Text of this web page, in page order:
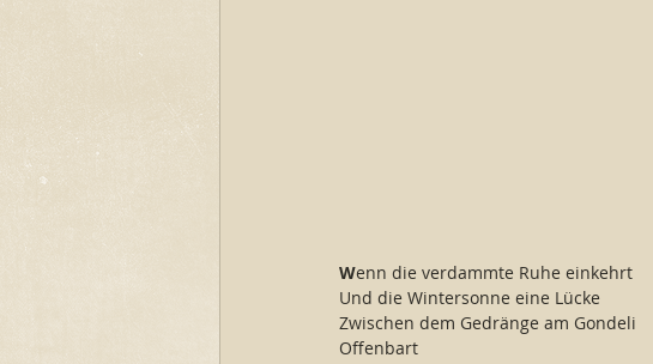
Wenn die verdammte Ruhe einkehrt
Und die Wintersonne eine Lücke
Zwischen dem Gedränge am Gondeli
Offenbart